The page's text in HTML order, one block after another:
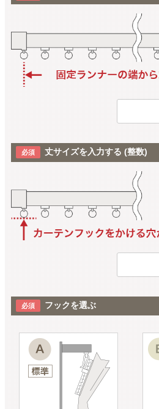
丈サイズを入力する (整数)
フックを選ぶ